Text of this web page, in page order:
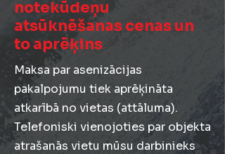
notekūdeņu
atsūknēšanas cenas un
to aprēķins
Maksa par asenizācijas
pakalpojumu tiek aprēķināta
atkarībā no vietas (attāluma).
Telefoniski vienojoties par objekta
atrašanās vietu mūsu darbinieks